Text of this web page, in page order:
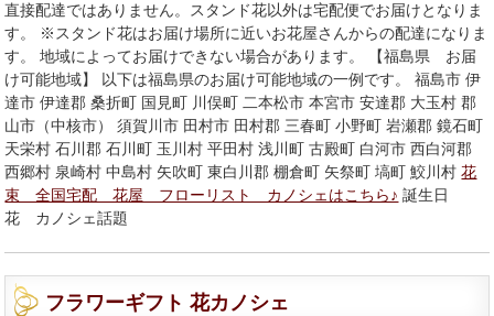
直接配達ではありません。スタンド花以外は宅配便でお届けとなりま
す。 ※スタンド花はお届け場所に近いお花屋さんからの配達になりま
す。 地域によってお届けできない場合があります。 【福島県 お届
け可能地域】 以下は福島県のお届け可能地域の一例です。 福島市 伊
達市 伊達郡 桑折町 国見町 川俣町 二本松市 本宮市 安達郡 大玉村 郡
山市（中核市） 須賀川市 田村市 田村郡 三春町 小野町 岩瀬郡 鏡石町
天栄村 石川郡 石川町 玉川村 平田村 浅川町 古殿町 白河市 西白河郡
西郷村 泉崎村 中島村 矢吹町 東白川郡 棚倉町 矢祭町 塙町 鮫川村花
束 全国宅配 花屋 フローリスト カノシェはこちら♪ 誕生日
花 カノシェ話題
フラワーギフト 花カノシェ